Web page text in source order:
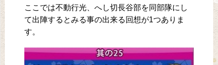
ここでは不動行光、へし切長谷部を同部隊にし
て出陣するとみる事の出来る回想が1つありま
す。